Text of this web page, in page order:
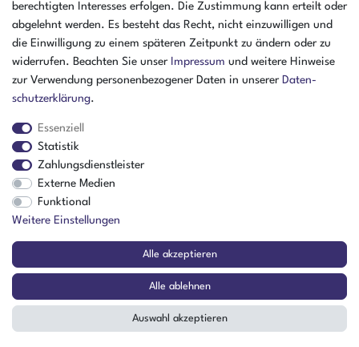
07:30 - 15:00 Uhr
Sperrgut, Spedition und Versand ins Ausland
² Nur für Firmen mit Sitz in Deutschland
© Copyright 2026 Amikon GmbH | Alle Rechte vorbehalten.
berechtigten Interesses erfolgen. Die Zustimmung kann erteilt oder
abgelehnt werden. Es besteht das Recht, nicht einzuwilligen und
die Einwilligung zu einem späteren Zeitpunkt zu ändern oder zu
widerrufen. Beachten Sie unser Impressum und weitere Hinweise
zur Verwendung personenbezogener Daten in unserer Daten­
schutz­erklärung.
Essenziell
Statistik
Zahlungsdienstleister
Externe Medien
Funktional
Weitere Einstellungen
Alle akzeptieren
Alle ablehnen
Auswahl akzeptieren